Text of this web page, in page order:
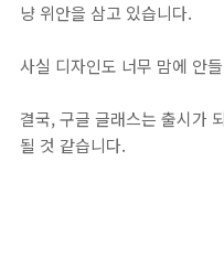
냥 위안을 삼고 있습니다.
사실 디자인도 너무 맘에 안
결국, 구글 글래스는 출시가
될 것 같습니다.